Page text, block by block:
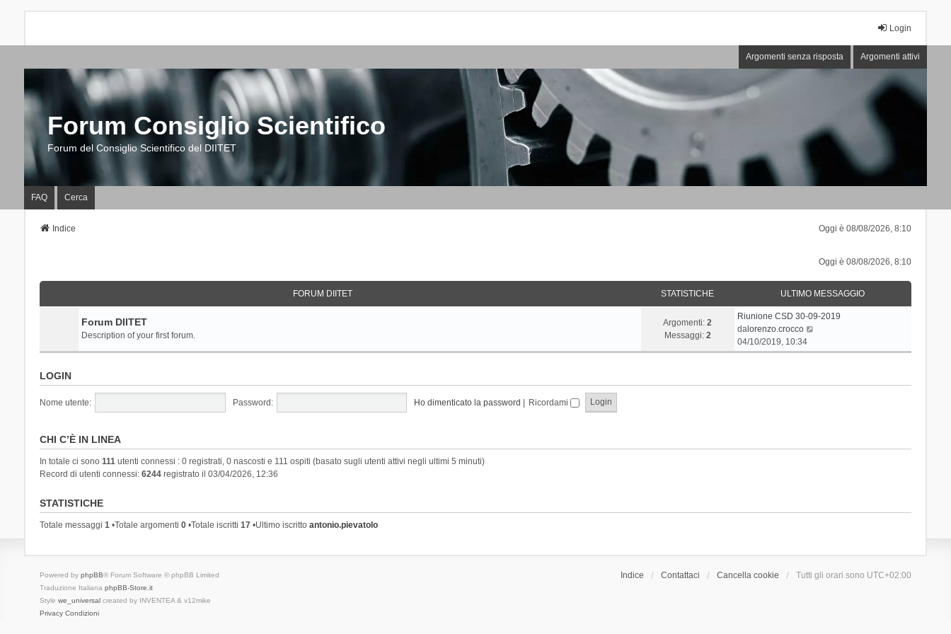
Login
Argomenti senza risposta Argomenti attivi
Forum Consiglio Scientifico
Forum del Consiglio Scientifico del DIITET
FAQ Cerca
Oggi è 08/08/2026, 8:10
Indice
Oggi è 08/08/2026, 8:10
FORUM DIITET STATISTICHE ULTIMO MESSAGGIO
Forum DIITET
Description of your first forum.
Argomenti:2
Messaggi: 2
Riunione CSD 30-09-2019
dalorenzo.crocco
d
o
04/10/2019, 10:34
LOGIN
Nome utente: Password: Ho dimenticato la password | Ricordami
CHI C’È IN LINEA
In totale ci sono 111utenti connessi : 0 registrati, 0 nascosti e 111 ospiti (basato sugli utenti attivi negli ultimi 5 minuti)
Record di utenti connessi: 6244registrato il 03/04/2026, 12:36
STATISTICHE
Totale messaggi 1•Totale argomenti 0•Totale iscritti 17•Ultimo iscritto antonio.pievatolo
Indice Contattaci Cancella cookie Tutti gli orari sono UTC+02:00
Powered by phpBB® Forum Software © phpBB Limited
Traduzione Italiana phpBB-Store.it
Style we_universalcreated by INVENTEA & v12mike
Privacy Condizioni